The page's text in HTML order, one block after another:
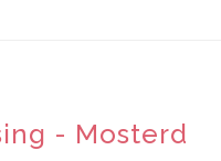
- Mosterd